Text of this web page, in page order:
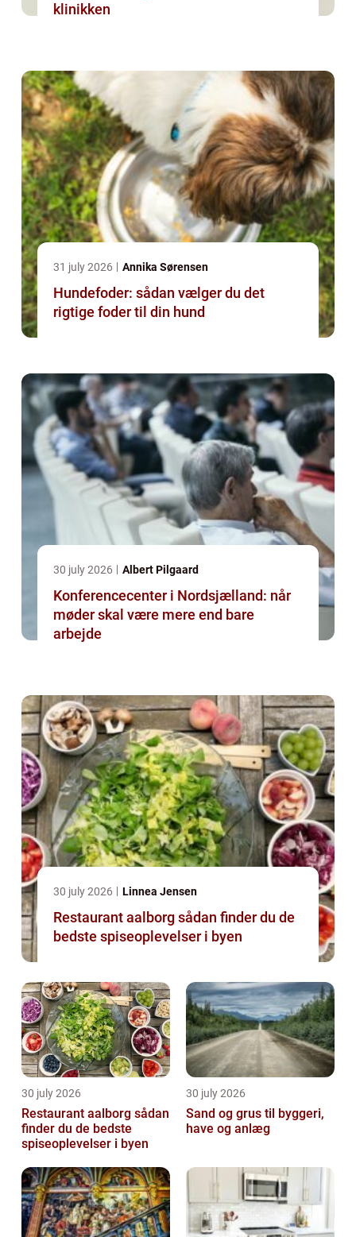
klinikken
31 july 2026 Annika Sørensen
Hundefoder: sådan vælger du det
rigtige foder til din hund
30 july 2026 Albert Pilgaard
Konferencecenter i Nordsjælland: når
møder skal være mere end bare
arbejde
30 july 2026 Linnea Jensen
Restaurant aalborg sådan finder du de
bedste spiseoplevelser i byen
30 july 2026
Restaurant aalborg sådan
finder du de bedste
spiseoplevelser i byen
30 july 2026
Sand og grus til byggeri,
have og anlæg